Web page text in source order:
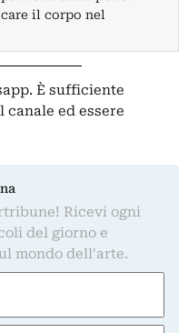
il corpo nel
È sufficiente
ed essere
Ricevi ogni
del giorno e
mondo dell'arte.